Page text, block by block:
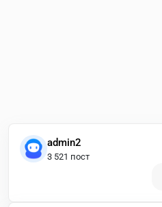
admin2
3 521 пост